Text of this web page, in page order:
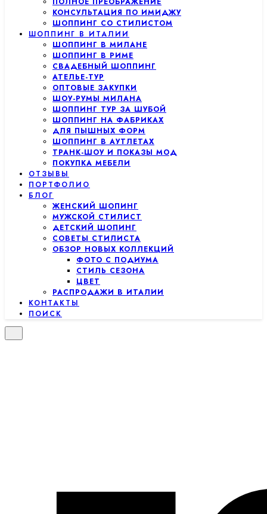
КОНСУЛЬТАЦИЯ ПО ИМИДЖУ
ШОППИНГ СО СТИЛИСТОМ
ШОППИНГ В ИТАЛИИ
ШОППИНГ В МИЛАНЕ
ШОППИНГ В РИМЕ
СВАДЕБНЫЙ ШОППИНГ
АТЕЛЬЕ-ТУР
ОПТОВЫЕ ЗАКУПКИ
ШОУ-РУМЫ МИЛАНА
ШОППИНГ ТУР ЗА ШУБОЙ
ШОППИНГ НА ФАБРИКАХ
ДЛЯ ПЫШНЫХ ФОРМ
ШОППИНГ В АУТЛЕТАХ
ТРАНК-ШОУ И ПОКАЗЫ МОД
ПОКУПКА МЕБЕЛИ
ОТЗЫВЫ
ПОРТФОЛИО
БЛОГ
ЖЕНСКИЙ ШОПИНГ
МУЖСКОЙ СТИЛИСТ
ДЕТСКИЙ ШОПИНГ
СОВЕТЫ СТИЛИСТА
ОБЗОР НОВЫХ КОЛЛЕКЦИЙ
ФОТО С ПОДИУМА
СТИЛЬ СЕЗОНА
ЦВЕТ
РАСПРОДАЖИ В ИТАЛИИ
КОНТАКТЫ
ПОИСК